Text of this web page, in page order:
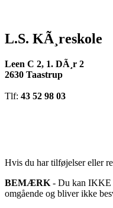
L.S. KÃ¸reskole
Leen C 2, 1. DÃ¸r 2
2630 Taastrup
Tlf: 43 52 98 03
Hvis du har tilføjelser eller
BEMÆRK - Du kan IKKE
omgående og bliver ikke